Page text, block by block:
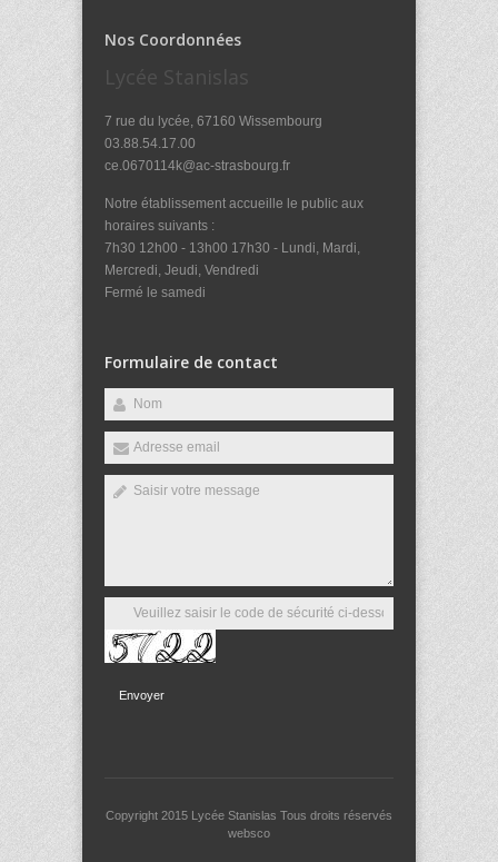
Nos Coordonnées
Lycée Stanislas
7 rue du lycée, 67160 Wissembourg
03.88.54.17.00
ce.0670114k@ac-strasbourg.fr
Notre établissement accueille le public aux
horaires suivants :
7h30 12h00 - 13h00 17h30 - Lundi, Mardi,
Mercredi, Jeudi, Vendredi
Fermé le samedi
Formulaire de contact
Envoyer
Copyright 2015 Lycée Stanislas Tous droits réservés
websco